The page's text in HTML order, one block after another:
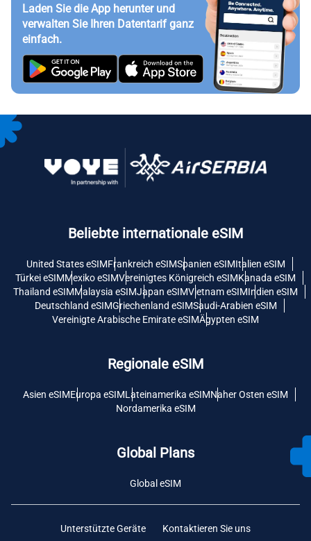
Laden Sie die App herunter und
verwalten Sie Ihren Datentarif ganz
einfach.
Beliebte internationale eSIM
United States eSIMFrankreich eSIMSpanien eSIMItalien eSIM
Türkei eSIMMexiko eSIMVereinigtes Königreich eSIMKanada eSIM
Thailand eSIMMalaysia eSIMJapan eSIMVietnam eSIMIndien eSIM
Deutschland eSIMGriechenland eSIMSaudi-Arabien eSIM
Vereinigte Arabische Emirate eSIMÄgypten eSIM
Regionale eSIM
Asien eSIMEuropa eSIMLateinamerika eSIMNaher Osten eSIM
Nordamerika eSIM
Global Plans
Global eSIM
Unterstützte Geräte Kontaktieren Sie uns